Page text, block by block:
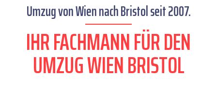
Umzug von Wien nach Bristol seit 2007.
IHR FACHMANN FÜR DEN
UMZUG WIEN BRISTOL